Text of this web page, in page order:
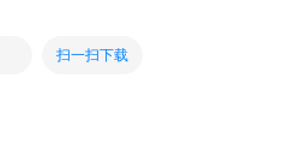
扫一扫下载